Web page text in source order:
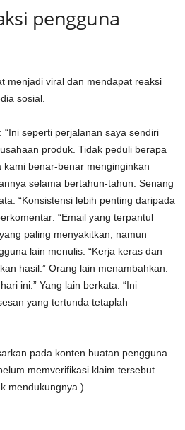
pengguna
menjadi viral dan mendapat reaksi
sosial.
seperti perjalanan saya sendiri
produk. Tidak peduli berapa
benar-benar menginginkan
selama bertahun-tahun. Senang
“Konsistensi lebih penting daripada
“Email yang terpantul
paling menyakitkan, namun
lain menulis: “Kerja keras dan
hasil.” Orang lain menambahkan:
ini.” Yang lain berkata: “Ini
yang tertunda tetaplah
pada konten buatan pengguna
memverifikasi klaim tersebut
mendukungnya.)